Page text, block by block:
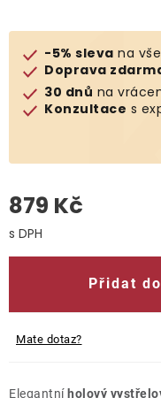
Naše katalogy
O nás
Kontakty
-5% sleva na vše
Doprava
30 dnů na
Konzultace s
879 Kč
Přidat
Mate dotaz?
Elegantníholový